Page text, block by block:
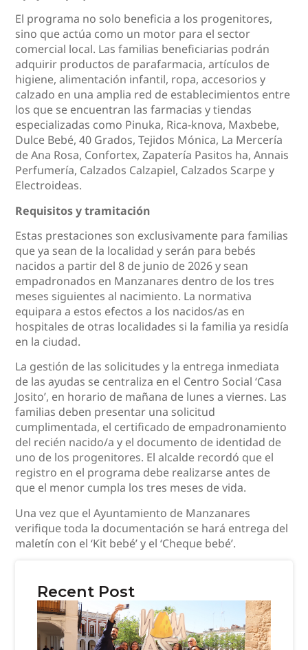
El programa no solo beneficia a los progenitores,
sino que actúa como un motor para el sector
comercial local. Las familias beneficiarias podrán
adquirir productos de parafarmacia, artículos de
higiene, alimentación infantil, ropa, accesorios y
calzado en una amplia red de establecimientos entre
los que se encuentran las farmacias y tiendas
especializadas como Pinuka, Rica-knova, Maxbebe,
Dulce Bebé, 40 Grados, Tejidos Mónica, La Mercería
de Ana Rosa, Confortex, Zapatería Pasitos ha, Annais
Perfumería, Calzados Calzapiel, Calzados Scarpe y
Electroideas.
Requisitos y tramitación
Estas prestaciones son exclusivamente para familias
que ya sean de la localidad y serán para bebés
nacidos a partir del 8 de junio de 2026 y sean
empadronados en Manzanares dentro de los tres
meses siguientes al nacimiento. La normativa
equipara a estos efectos a los nacidos/as en
hospitales de otras localidades si la familia ya residía
en la ciudad.
La gestión de las solicitudes y la entrega inmediata
de las ayudas se centraliza en el Centro Social ‘Casa
Josito’, en horario de mañana de lunes a viernes. Las
familias deben presentar una solicitud
cumplimentada, el certificado de empadronamiento
del recién nacido/a y el documento de identidad de
uno de los progenitores. El alcalde recordó que el
registro en el programa debe realizarse antes de
que el menor cumpla los tres meses de vida.
Una vez que el Ayuntamiento de Manzanares
verifique toda la documentación se hará entrega del
maletín con el ‘Kit bebé’ y el ‘Cheque bebé’.
Recent Post